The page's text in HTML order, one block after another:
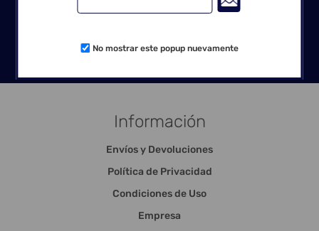
Información
Envíos y Devoluciones
Política de Privacidad
Condiciones de Uso
Empresa
No mostrar este popup nuevamente